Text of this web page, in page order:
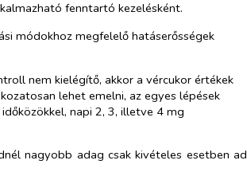
fenntartó kezelésként.
módokhoz megfelelő hatáserősségek
nem kielégítő, akkor a vércukor értékek
lehet emelni, az egyes lépések
napi 2, 3, illetve 4 mg
nagyobb adag csak kivételes esetben ad